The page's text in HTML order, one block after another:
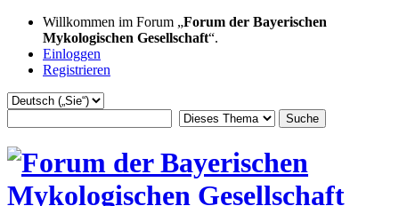
Willkommen im Forum „Forum der Bayerischen
Mykologischen Gesellschaft“.
Einloggen
Registrieren